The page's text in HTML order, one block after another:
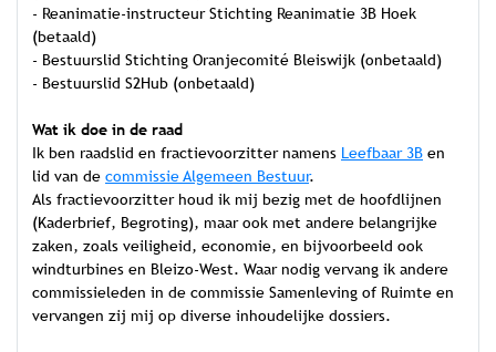
- Reanimatie-instructeur Stichting Reanimatie 3B Hoek
(betaald)
- Bestuurslid Stichting Oranjecomité Bleiswijk (onbetaald)
- Bestuurslid S2Hub (onbetaald)
Wat ik doe in de raad
Ik ben raadslid en fractievoorzitter namens Leefbaar 3B en
lid van de commissie Algemeen Bestuur.
Als fractievoorzitter houd ik mij bezig met de hoofdlijnen
(Kaderbrief, Begroting), maar ook met andere belangrijke
zaken, zoals veiligheid, economie, en bijvoorbeeld ook
windturbines en Bleizo-West. Waar nodig vervang ik andere
commissieleden in de commissie Samenleving of Ruimte en
vervangen zij mij op diverse inhoudelijke dossiers.